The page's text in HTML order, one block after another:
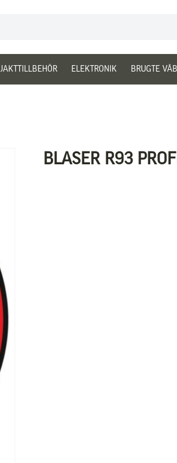
JAKTTILLBEHÖR ELEKTRONIK BRUGTE
BLASER R93